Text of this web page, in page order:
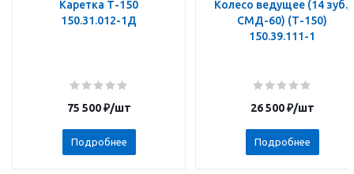
Каретка Т-150
150.31.012-1Д
75 500₽/шт
Подробнее
Колесо ведущее (14 зуб.,
СМД-60) (Т-150)
150.39.111-1
26 500₽/шт
Подробнее